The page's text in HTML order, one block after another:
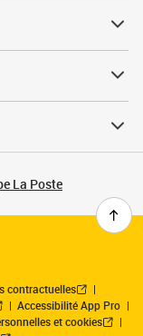
La Poste
contractuelles
Accessibilité App Pro
et cookies